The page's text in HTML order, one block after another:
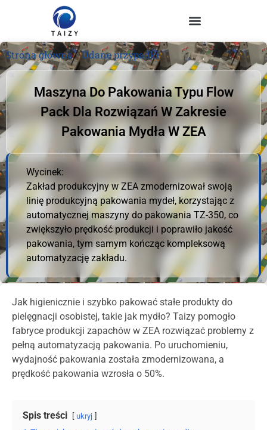
Strona główna»Udane przypadki
Maszyna Do Pakowania Typu Flow
Pack Dla Rozwiązań W Zakresie
Pakowania Mydła W ZEA
Wycinek:
Zakład produkcyjny w ZEA zmodernizował swoją
linię produkcyjną pakowania mydeł, korzystając z
automatycznej maszyny do pakowania TZ-350, co
zwiększyło prędkość produkcji i poprawiło jakość
pakowania, tym samym kończąc kompleksową
automatyzację zakładu.
Jak higienicznie i szybko pakować stałe produkty do
pielęgnacji osobistej, takie jak mydło? Taizy pomogło
fabryce produkcji zapachów w ZEA rozwiązać problemy z
pełną automatyzacją pakowania. Po uruchomieniu,
wydajność pakowania została zmodernizowana, a
prędkość pakowania wzrosła o 50%.
Spis treści ukryj